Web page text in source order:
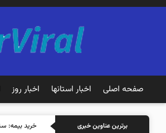
صفحه اصلی اخبار استانها اخبار روز
برترین عناوین خبری خرید بیمه